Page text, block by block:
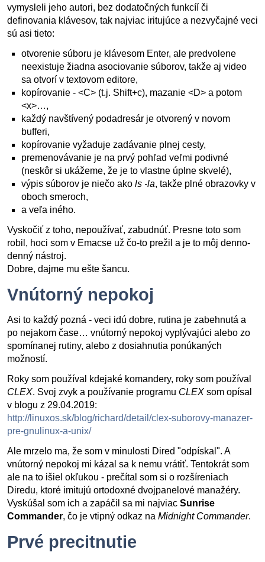
vymysleli jeho autori, bez dodatočných funkcíí či
definovania klávesov, tak najviac iritujúce a nezvyčajné veci
sú asi tieto:
otvorenie súboru je klávesom Enter, ale predvolene
neexistuje žiadna asociovanie súborov, takže aj video
sa otvorí v textovom editore,
kopírovanie - <C> (t.j. Shift+c), mazanie <D> a potom
<x>…,
každý navštívený podadresár je otvorený v novom
bufferi,
kopírovanie vyžaduje zadávanie plnej cesty,
premenovávanie je na prvý pohľad veľmi podivné
(neskôr si ukážeme, že je to vlastne úplne skvelé),
výpis súborov je niečo ako ls -la, takže plné obrazovky v
oboch smeroch,
a veľa iného.
Vyskočiť z toho, nepoužívať, zabudnúť. Presne toto som
robil, hoci som v Emacse už čo-to prežil a je to môj denno-
denný nástroj.
Dobre, dajme mu ešte šancu.
Vnútorný nepokoj
Asi to každý pozná - veci idú dobre, rutina je zabehnutá a
po nejakom čase… vnútorný nepokoj vyplývajúci alebo zo
spomínanej rutiny, alebo z dosiahnutia ponúkaných
možností.
Roky som používal kdejaké komandery, roky som používal
CLEX. Svoj zvyk a používanie programu CLEX som opísal
v blogu z 29.04.2019:
http://linuxos.sk/blog/richard/detail/clex-suborovy-manazer-
pre-gnulinux-a-unix/
Ale mrzelo ma, že som v minulosti Dired "odpískal". A
vnútorný nepokoj mi kázal sa k nemu vrátiť. Tentokrát som
ale na to išiel okľukou - prečítal som si o rozšíreniach
Diredu, ktoré imitujú ortodoxné dvojpanelové manažéry.
Vyskúšal som ich a zapáčil sa mi najviac Sunrise
Commander, čo je vtipný odkaz na Midnight Commander.
Prvé precitnutie